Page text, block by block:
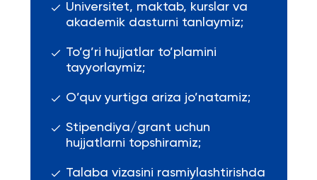
Universitet, maktab, kurslar va
akademik dasturni tanlaymiz;
To’g’ri hujjatlar to’plamini
tayyorlaymiz;
O’quv yurtiga ariza jo’natamiz;
Stipendiya/grant uchun
hujjatlarni topshiramiz;
Talaba vizasini rasmiylashtirishda